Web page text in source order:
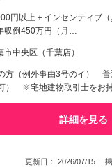
円以上＋インセンティブ
例450万円（月…
市中央区（千葉店）
方（例外事由3号のイ） 普
可） ※宅地建物取引士をお
詳細を見る
更新日： 2026/07/15 掲